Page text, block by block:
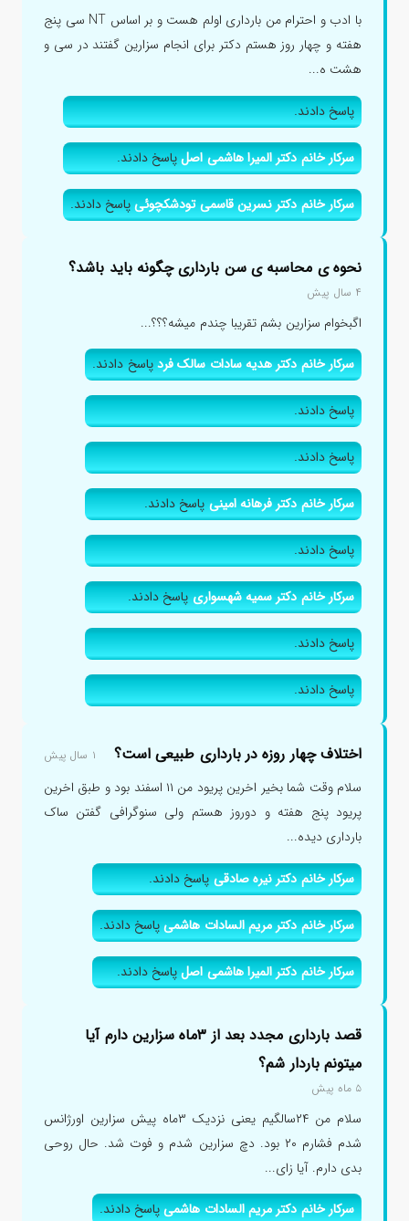
با ادب و احترام من بارداری اولم هست و بر اساس NT سی پنج
هفته و چهار روز هستم دکتر برای انجام سزارین گفتند در سی و
هشت ه...
پاسخ دادند.
سرکار خانم دکتر المیرا هاشمی اصلپاسخ دادند.
سرکار خانم دکتر نسرین قاسمی تودشکچوئیپاسخ دادند.
نحوه ی محاسبه ی سن بارداری چگونه باید باشد؟
۴ سال پیش
اگبخوام سزارین بشم تقریبا چندم میشه؟؟؟...
سرکار خانم دکتر هدیه سادات سالک فردپاسخ دادند.
پاسخ دادند.
پاسخ دادند.
سرکار خانم دکتر فرهانه امینیپاسخ دادند.
پاسخ دادند.
سرکار خانم دکتر سمیه شهسواریپاسخ دادند.
پاسخ دادند.
پاسخ دادند.
اختلاف چهار روزه در بارداری طبیعی است؟ ۱ سال پیش
سلام وقت شما بخیر اخرین پریود من ۱۱ اسفند بود و طبق اخرین
پریود پنج هفته و دوروز هستم ولی سنوگرافی گفتن ساک
بارداری دیده...
سرکار خانم دکتر نیره صادقیپاسخ دادند.
سرکار خانم دکتر مریم السادات هاشمیپاسخ دادند.
سرکار خانم دکتر المیرا هاشمی اصلپاسخ دادند.
قصد بارداری مجدد بعد از ۳ماه سزارین دارم آیا
میتونم باردار شم؟
۵ ماه پیش
سلام من ۲۴سالگیم یعنی نزدیک ۳ماه پیش سزارین اورژانس
شدم فشارم ۲۰ بود. دچ سزارین شدم و فوت شد. حال روحی
بدی دارم. آیا زای...
سرکار خانم دکتر مریم السادات هاشمیپاسخ دادند.